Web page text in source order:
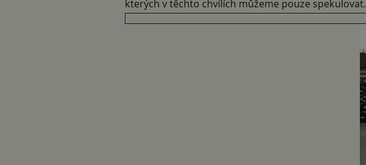
kterých v těchto chvílích můžeme pouze spekulovat.